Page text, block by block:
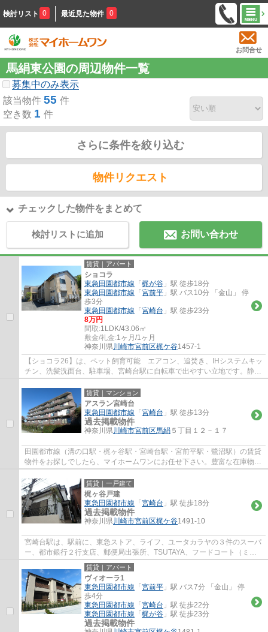
検討リスト 0 最近見た物件 0
お問合せ
馬絹東公園の周辺物件一覧
募集中のみ表示
該当物件 55 件
空き数 1 件
さらに条件を絞り込む
物件リクエスト
チェックした物件をまとめて
検討リストに追加 お問い合わせ
賃貸｜アパート
ショコラ
東急田園都市線 「 梶が谷 」駅 徒歩18分
東急田園都市線 「 宮前平 」駅 バス10分 「金山」 停
歩3分
東急田園都市線 「 宮崎台 」駅 徒歩23分
8万円
間取:1LDK/43.06㎡
敷金/礼金:1ヶ月/1ヶ月
神奈川県川崎市宮前区梶ケ谷1457-1
【ショコラ26】は、ペット飼育可能 エアコン、追焚き、IHシステムキッ
チン、洗髪洗面台、駐車場、宮崎台駅に自転車で出やすい立地です。静か
な住環境でお探しの方におすすめの物件です。
賃貸｜マンション
アスラン宮崎台
東急田園都市線 「 宮崎台 」駅 徒歩13分
過去掲載物件
神奈川県川崎市宮前区馬絹 ５丁目１２－１７
田園都市線（溝の口駅・梶ヶ谷駅・宮崎台駅・宮前平駅・鷺沼駅）の賃貸
物件をお探しでしたら、マイホームワンにお任せ下さい。豊富な在庫物件
から、お客様のご要望に合うお部屋をご提...
賃貸｜一戸建て
梶ヶ谷戸建
東急田園都市線 「 宮崎台 」駅 徒歩18分
過去掲載物件
神奈川県川崎市宮前区梶ケ谷1491-10
宮崎台駅は、駅前に、東急ストア、ライフ、ユータカラヤの３件のスーパ
ー、都市銀行２行支店、郵便局出張所、TSUTAYA、フードコート（ミス
タードーナツ、ケンタッキー、タリーズ、銀だ...
賃貸｜アパート
ヴィオーラ1
東急田園都市線 「 宮前平 」駅 バス7分 「金山」 停
歩4分
東急田園都市線 「 宮崎台 」駅 徒歩22分
東急田園都市線 「 梶が谷 」駅 徒歩23分
過去掲載物件